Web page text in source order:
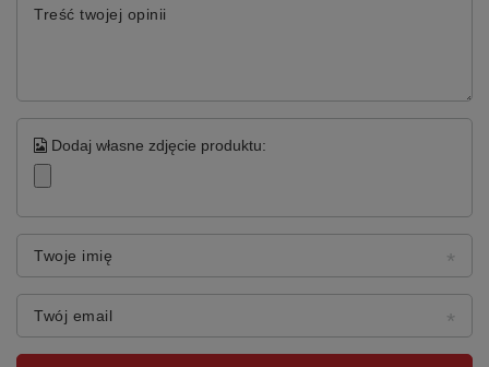
Treść twojej opinii
Dodaj własne zdjęcie produktu:
Twoje imię
Twój email